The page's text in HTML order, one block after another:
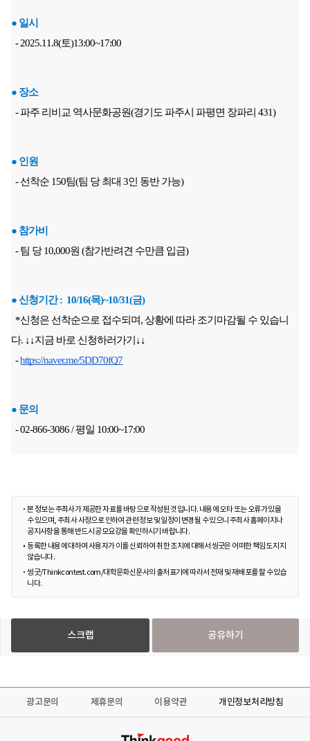
● 일시
- 2025.11.8(토)13:00~17:00
● 장소
- 파주 리비교 역사문화공원(경기도 파주시 파평면 장파리 431)
● 인원
- 선착순 150팀(팀 당 최대 3인 동반 가능)
● 참가비
- 팀 당 10,000원 (참가반려견 수만큼 입금)
● 신청기간 :  10/16(목)~10/31(금)
*신청은 선착순으로 접수되며, 상황에 따라 조기마감될 수 있습니
다. ↓↓지금 바로 신청하러가기↓↓
- https://naver.me/5DD70fQ7
● 문의
- 02-866-3086 / 평일 10:00~17:00
본 정보는 주최사가 제공한 자료를 바탕으로 작성된 것입니다. 내용에 오타 또는 오류가 있을
수 있으며, 주최사 사정으로 인하여 관련 정보 및 일정이 변경될 수 있으니 주최사 홈페이지나
공지사항을 통해 반드시 공모요강을 확인하시기 바랍니다.
등록한 내용에 대하여 사용자가 이를 신뢰하여 취한 조치에 대해서 씽굿은 어떠한 책임도 지지
않습니다.
씽굿/Thinkcontest.com/대학문화신문사의 출처표기에 따라서 전재 및 재배포를 할 수 있습
니다.
스크랩 공유하기
광고문의 제휴문의 이용약관 개인정보처리방침